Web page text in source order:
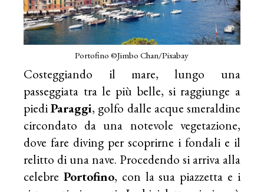
Portofino ©Jimbo Chan/Pixabay
Costeggiando il mare, lungo una
passeggiata tra le più belle, si raggiunge a
piediParaggi, golfo dalle acque smeraldine
circondato da una notevole vegetazione,
dove fare diving per scoprirne i fondali e il
relitto di una nave. Procedendo si arriva alla
celebrePortofino, con la sua piazzetta e i